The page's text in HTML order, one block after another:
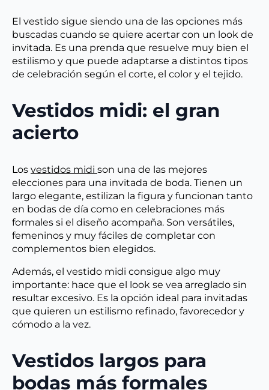
El vestido sigue siendo una de las opciones más
buscadas cuando se quiere acertar con un look de
invitada. Es una prenda que resuelve muy bien el
estilismo y que puede adaptarse a distintos tipos
de celebración según el corte, el color y el tejido.
Vestidos midi: el gran
acierto
Los vestidos midi son una de las mejores
elecciones para una invitada de boda. Tienen un
largo elegante, estilizan la figura y funcionan tanto
en bodas de día como en celebraciones más
formales si el diseño acompaña. Son versátiles,
femeninos y muy fáciles de completar con
complementos bien elegidos.
Además, el vestido midi consigue algo muy
importante: hace que el look se vea arreglado sin
resultar excesivo. Es la opción ideal para invitadas
que quieren un estilismo refinado, favorecedor y
cómodo a la vez.
Vestidos largos para
bodas más formales